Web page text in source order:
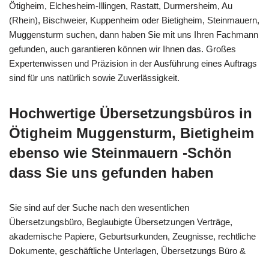
Ötigheim, Elchesheim-Illingen, Rastatt, Durmersheim, Au
(Rhein), Bischweier, Kuppenheim oder Bietigheim, Steinmauern,
Muggensturm suchen, dann haben Sie mit uns Ihren Fachmann
gefunden, auch garantieren können wir Ihnen das. Großes
Expertenwissen und Präzision in der Ausführung eines Auftrags
sind für uns natürlich sowie Zuverlässigkeit.
Hochwertige Übersetzungsbüros in
Ötigheim Muggensturm, Bietigheim
ebenso wie Steinmauern -Schön
dass Sie uns gefunden haben
Sie sind auf der Suche nach den wesentlichen
Übersetzungsbüro, Beglaubigte Übersetzungen Verträge,
akademische Papiere, Geburtsurkunden, Zeugnisse, rechtliche
Dokumente, geschäftliche Unterlagen, Übersetzungs Büro &